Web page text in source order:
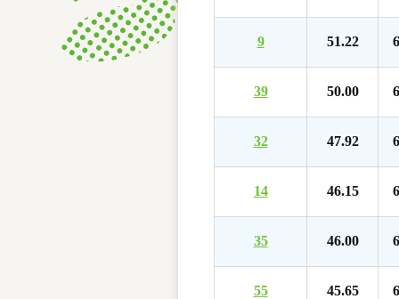
9 51.22
39 50.00
32 47.92
14 46.15
35 46.00
55 45.65